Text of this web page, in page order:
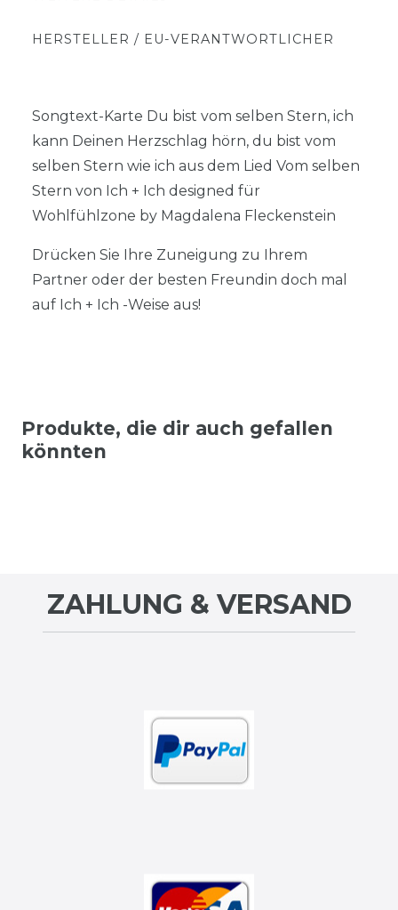
HERSTELLER / EU-VERANTWORTLICHER
Songtext-Karte Du bist vom selben Stern, ich
kann Deinen Herzschlag hörn, du bist vom
selben Stern wie ich aus dem Lied Vom selben
Stern von Ich + Ich designed für
Wohlfühlzone by Magdalena Fleckenstein
Drücken Sie Ihre Zuneigung zu Ihrem
Partner oder der besten Freundin doch mal
auf Ich + Ich -Weise aus!
Produkte, die dir auch gefallen
könnten
ZAHLUNG & VERSAND